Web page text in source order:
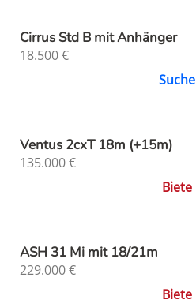
Cirrus Std B mit Anhänger
18.500€
Suche
Ventus 2cxT 18m (+15m)
135.000€
Biete
ASH 31 Mi mit 18/21m
229.000€
Biete